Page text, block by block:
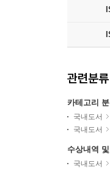
관련분류
카테고리
국내도서
국내도서
수상내역
국내도서